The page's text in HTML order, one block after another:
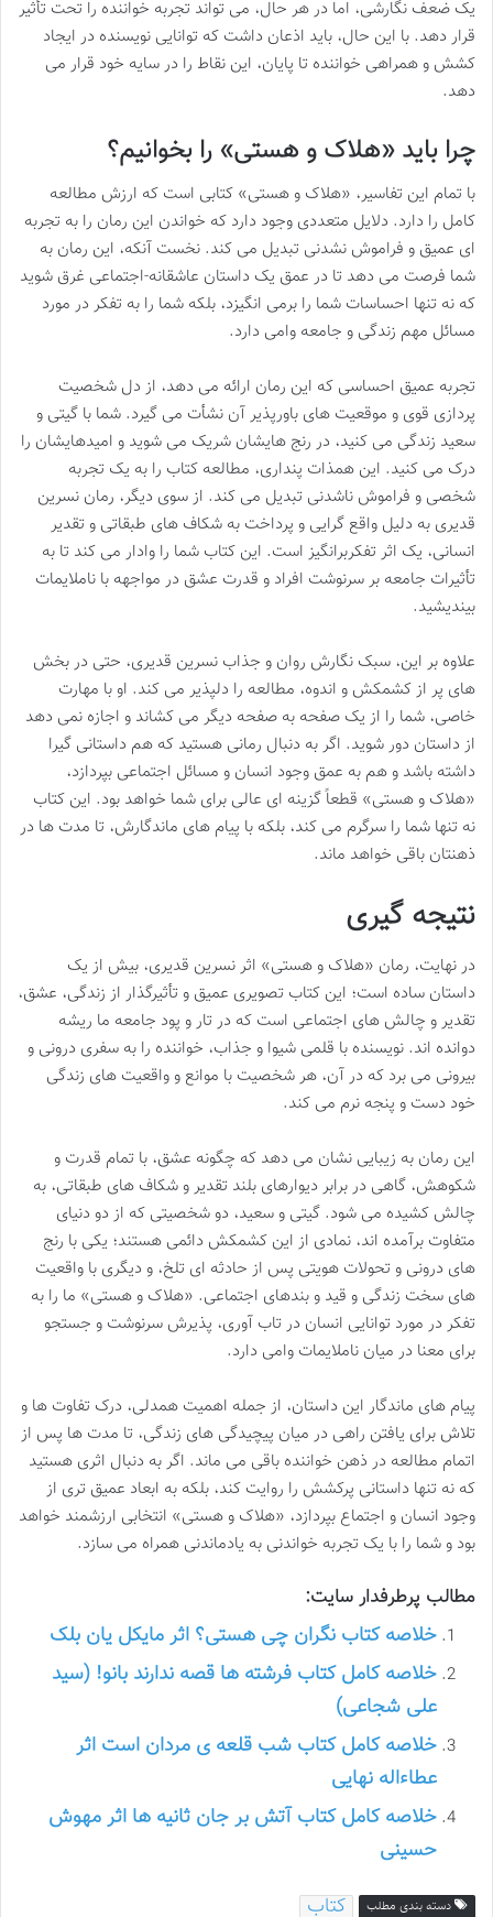
یک ضعف نگارشی، اما در هر حال، می تواند تجربه خواننده را تحت تأثیر
قرار دهد. با این حال، باید اذعان داشت که توانایی نویسنده در ایجاد
کشش و همراهی خواننده تا پایان، این نقاط را در سایه خود قرار می
دهد.
چرا باید «هلاک و هستی» را بخوانیم؟
با تمام این تفاسیر، «هلاک و هستی» کتابی است که ارزش مطالعه
کامل را دارد. دلایل متعددی وجود دارد که خواندن این رمان را به تجربه
ای عمیق و فراموش نشدنی تبدیل می کند. نخست آنکه، این رمان به
شما فرصت می دهد تا در عمق یک داستان عاشقانه-اجتماعی غرق شوید
که نه تنها احساسات شما را برمی انگیزد، بلکه شما را به تفکر در مورد
مسائل مهم زندگی و جامعه وامی دارد.
تجربه عمیق احساسی که این رمان ارائه می دهد، از دل شخصیت
پردازی قوی و موقعیت های باورپذیر آن نشأت می گیرد. شما با گیتی و
سعید زندگی می کنید، در رنج هایشان شریک می شوید و امیدهایشان را
درک می کنید. این همذات پنداری، مطالعه کتاب را به یک تجربه
شخصی و فراموش ناشدنی تبدیل می کند. از سوی دیگر، رمان نسرین
قدیری به دلیل واقع گرایی و پرداخت به شکاف های طبقاتی و تقدیر
انسانی، یک اثر تفکربرانگیز است. این کتاب شما را وادار می کند تا به
تأثیرات جامعه بر سرنوشت افراد و قدرت عشق در مواجهه با ناملایمات
بیندیشید.
علاوه بر این، سبک نگارش روان و جذاب نسرین قدیری، حتی در بخش
های پر از کشمکش و اندوه، مطالعه را دلپذیر می کند. او با مهارت
خاصی، شما را از یک صفحه به صفحه دیگر می کشاند و اجازه نمی دهد
از داستان دور شوید. اگر به دنبال رمانی هستید که هم داستانی گیرا
داشته باشد و هم به عمق وجود انسان و مسائل اجتماعی بپردازد،
«هلاک و هستی» قطعاً گزینه ای عالی برای شما خواهد بود. این کتاب
نه تنها شما را سرگرم می کند، بلکه با پیام های ماندگارش، تا مدت ها در
ذهنتان باقی خواهد ماند.
نتیجه گیری
در نهایت، رمان «هلاک و هستی» اثر نسرین قدیری، بیش از یک
داستان ساده است؛ این کتاب تصویری عمیق و تأثیرگذار از زندگی، عشق،
تقدیر و چالش های اجتماعی است که در تار و پود جامعه ما ریشه
دوانده اند. نویسنده با قلمی شیوا و جذاب، خواننده را به سفری درونی و
بیرونی می برد که در آن، هر شخصیت با موانع و واقعیت های زندگی
خود دست و پنجه نرم می کند.
این رمان به زیبایی نشان می دهد که چگونه عشق، با تمام قدرت و
شکوهش، گاهی در برابر دیوارهای بلند تقدیر و شکاف های طبقاتی، به
چالش کشیده می شود. گیتی و سعید، دو شخصیتی که از دو دنیای
متفاوت برآمده اند، نمادی از این کشمکش دائمی هستند؛ یکی با رنج
های درونی و تحولات هویتی پس از حادثه ای تلخ، و دیگری با واقعیت
های سخت زندگی و قید و بندهای اجتماعی. «هلاک و هستی» ما را به
تفکر در مورد توانایی انسان در تاب آوری، پذیرش سرنوشت و جستجو
برای معنا در میان ناملایمات وامی دارد.
پیام های ماندگار این داستان، از جمله اهمیت همدلی، درک تفاوت ها و
تلاش برای یافتن راهی در میان پیچیدگی های زندگی، تا مدت ها پس از
اتمام مطالعه در ذهن خواننده باقی می ماند. اگر به دنبال اثری هستید
که نه تنها داستانی پرکشش را روایت کند، بلکه به ابعاد عمیق تری از
وجود انسان و اجتماع بپردازد، «هلاک و هستی» انتخابی ارزشمند خواهد
بود و شما را با یک تجربه خواندنی به یادماندنی همراه می سازد.
مطالب پرطرفدار سایت:
خلاصه کتاب نگران چی هستی؟ اثر مایکل یان بلک
خلاصه کامل کتاب فرشته ها قصه ندارند بانو! (سید
علی شجاعی)
خلاصه کامل کتاب شب قلعه ی مردان است اثر
عطاءاله نهایی
خلاصه کامل کتاب آتش بر جان ثانیه ها اثر مهوش
حسینی
دسته بندی مطلب کتاب